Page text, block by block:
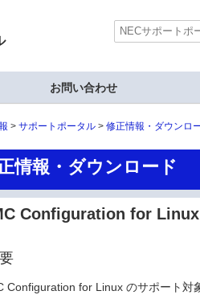
お問い合わせ
サポートポータル 修正情報・ダウンロ
情報・ダウンロード
Configuration for Linux
Configuration for Linux のサポート対